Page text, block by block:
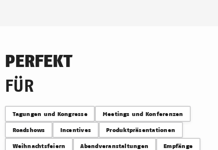
PERFEKT
FÜR
Tagungen und Kongresse Meetings und Konferenzen
Roadshows Incentives Produktpräsentationen
Weihnachtsfeiern Abendveranstaltungen Empfänge